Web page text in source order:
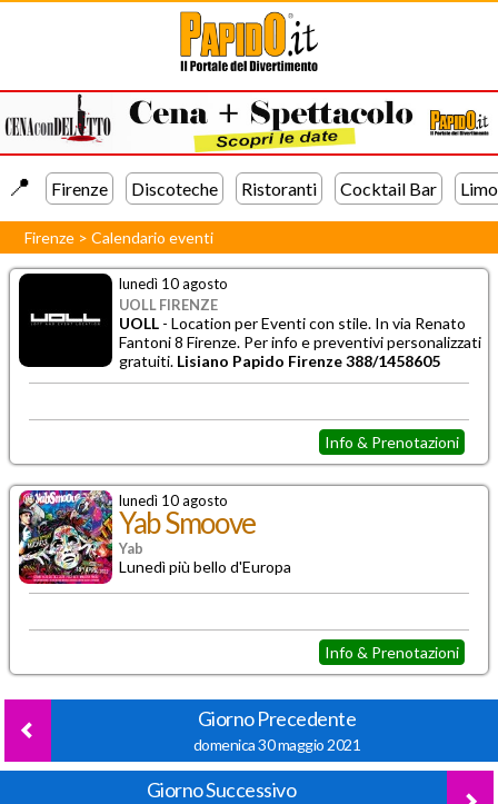
📍️ Firenze Discoteche Ristoranti Cocktail Bar
Firenze >Calendario eventi
lunedì 10 agosto
UOLL FIRENZE
UOLL - Location per Eventi con stile. In via Renato
Fantoni 8 Firenze. Per info e preventivi personalizzati
gratuiti. Lisiano Papido Firenze 388/1458605
Info & Prenotazioni
lunedì 10 agosto
Yab Smoove
Yab
Lunedì più bello d'Europa
Info & Prenotazioni
Giorno Precedente
domenica 30 maggio 2021
Giorno Successivo